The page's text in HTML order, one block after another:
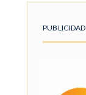
PUBLICIDAD